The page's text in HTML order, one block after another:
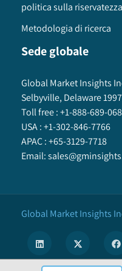
politica sulla riservatezza
Metodologia di ricerca
Sede globale
Global Market Insights
Selbyville, Delaware
Toll free :+1-888-689-
USA :+1-302-846-7766
APAC :+65-3129-7718
Email:
Global Market Insights